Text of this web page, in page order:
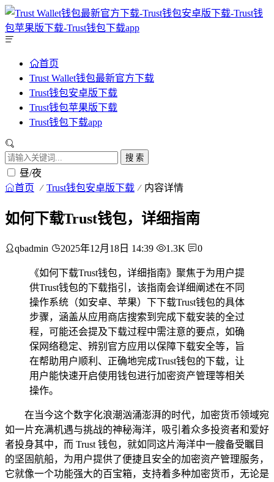
首页
Trust Wallet钱包最新官方下载
Trust钱包安卓版下载
Trust钱包苹果版下载
Trust钱包下载app
搜 索
昼/夜
首页 Trust钱包安卓版下载 内容详情
如何下载Trust钱包，详细指南
qbadmin 2025年12月18日 14:39 1.3K 0
《如何下载Trust钱包，详细指南》聚焦于为用户提
供Trust钱包的下载指引，该指南会详细阐述在不同
操作系统（如安卓、苹果）下下载Trust钱包的具体
步骤，涵盖从应用商店搜索到完成下载安装的全过
程，可能还会提及下载过程中需注意的要点，如确
保网络稳定、辨别官方应用以保障下载安全等，旨
在帮助用户顺利、正确地完成Trust钱包的下载，让
用户能快速开启使用钱包进行加密资产管理等相关
操作。
在当今这个数字化浪潮汹涌澎湃的时代，加密货币领域宛
如一片充满机遇与挑战的神秘海洋，吸引着众多投资者和爱好
者投身其中，而 Trust 钱包，就如同这片海洋中一艘备受瞩目
的坚固航船，为用户提供了便捷且安全的加密资产管理服务，
它就像一个功能强大的百宝箱，支持着多种加密货币，无论是